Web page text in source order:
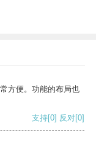
方便。功能的布局也
支持[0] 反对[0]